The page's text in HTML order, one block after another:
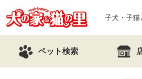
子犬・子猫
ペット検索